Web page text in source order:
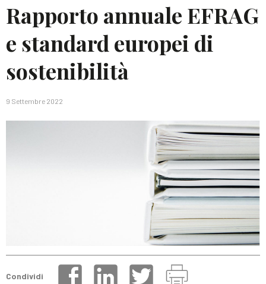
Rapporto annuale EFRAG
e standard europei di
sostenibilità
9 Settembre 2022
Condividi